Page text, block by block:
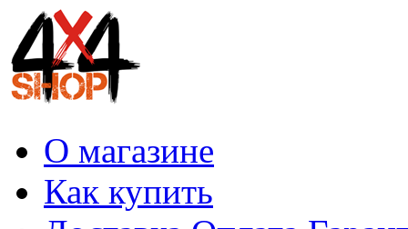
О магазине
Как купить